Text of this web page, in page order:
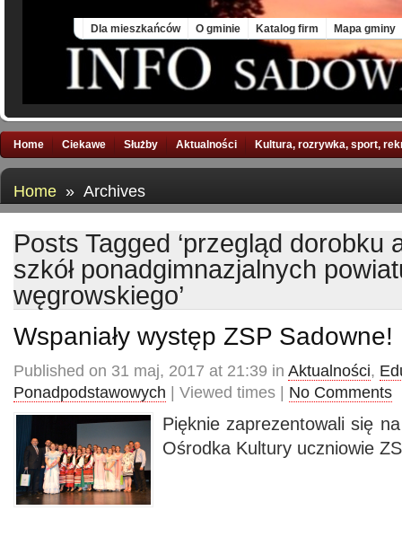
Dla mieszkańców O gminie Katalog firm Mapa gminy
Home Ciekawe Służby Aktualności Kultura, rozrywka, sport,
Home » Archives
Posts Tagged ‘przegląd dorobku
szkół ponadgimnazjalnych
węgrowskiego’
Wspaniały występ ZSP Sadowne!
Published on 31 maj, 2017 at 21:39 in Aktualności,
Ponadpodstawowych | Viewed times | No Comments
Pięknie zaprezentowali się
Ośrodka Kultury uczniowie